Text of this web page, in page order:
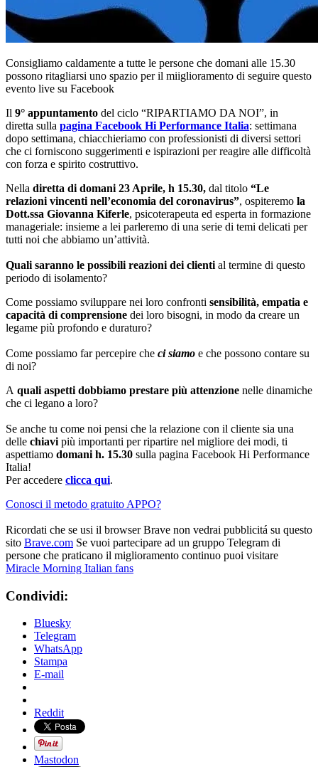
Consigliamo caldamente a tutte le persone che domani alle 15.30
possono ritagliarsi uno spazio per il miiglioramento di seguire questo
evento live su Facebook
Il 9° appuntamento del ciclo “RIPARTIAMO DA NOI”, in
diretta sulla pagina Facebook Hi Performance Italia: settimana
dopo settimana, chiacchieriamo con professionisti di diversi settori
che ci forniscono suggerimenti e ispirazioni per reagire alle difficoltà
con forza e spirito costruttivo.
Nella diretta di domani 23 Aprile, h 15.30, dal titolo “Le
relazioni vincenti nell’economia del coronavirus”, ospiteremo la
Dott.ssa Giovanna Kiferle, psicoterapeuta ed esperta in formazione
manageriale: insieme a lei parleremo di una serie di temi delicati per
tutti noi che abbiamo un’attività.
Quali saranno le possibili reazioni dei clienti al termine di questo
periodo di isolamento?
Come possiamo sviluppare nei loro confronti sensibilità, empatia e
capacità di comprensione dei loro bisogni, in modo da creare un
legame più profondo e duraturo?
Come possiamo far percepire che ci siamo e che possono contare su
di noi?
A quali aspetti dobbiamo prestare più attenzione nelle dinamiche
che ci legano a loro?
Se anche tu come noi pensi che la relazione con il cliente sia una
delle chiavi più importanti per ripartire nel migliore dei modi, ti
aspettiamo domani h. 15.30 sulla pagina Facebook Hi Performance
Italia!
Per accedere clicca qui.
Conosci il metodo gratuito APPO?
Ricordati che se usi il browser Brave non vedrai pubblicitá su questo
sito Brave.com Se vuoi partecipare ad un gruppo Telegram di
persone che praticano il miglioramento continuo puoi visitare
Miracle Morning Italian fans
Condividi:
Bluesky
Telegram
WhatsApp
Stampa
E-mail
Reddit
Mastodon